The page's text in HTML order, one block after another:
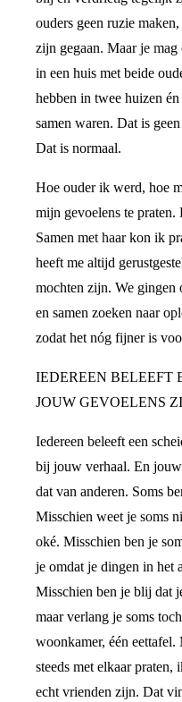
ouders geen ruzie
zijn gegaan. Maar je
in een huis met beide
hebben in twee huizen
samen waren. Dat is
Dat is normaal.
Hoe ouder ik werd, hoe
mijn gevoelens te
Samen met haar kon ik
heeft me altijd
mochten zijn. We gingen
en samen zoeken naar
zodat het nóg fijner is
IEDEREEN BELEEFT
JOUW GEVOELENS
Iedereen beleeft een
bij jouw verhaal. En
dat van anderen. Soms
Misschien weet je soms
oké. Misschien ben je
je omdat je dingen in het
Misschien ben je blij dat
maar verlang je soms
woonkamer, één
steeds met elkaar praten,
echt vrienden zijn. Dat